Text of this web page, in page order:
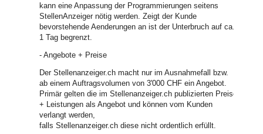
kann eine Anpassung der Programmierungen seitens
StellenAnzeiger nötig werden. Zeigt der Kunde
bevorstehende Aenderungen an ist der Unterbruch auf ca.
1 Tag begrenzt.
- Angebote + Preise
Der Stellenanzeiger.ch macht nur im Ausnahmefall bzw.
ab einem Auftragsvolumen von 3'000 CHF ein Angebot.
Primär gelten die im Stellenanzeiger.ch publizierten Preise
+ Leistungen als Angebot und können vom Kunden
verlangt werden,
falls Stellenanzeiger.ch diese nicht ordentlich erfüllt.